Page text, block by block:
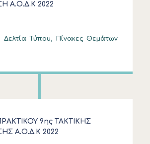
Α.Ο.Δ.Κ 2022
Δελτία Τύπου, Πίνακες Θεμάτων
9ης ΤΑΚΤΙΚΗΣ
Α.Ο.Δ.Κ 2022